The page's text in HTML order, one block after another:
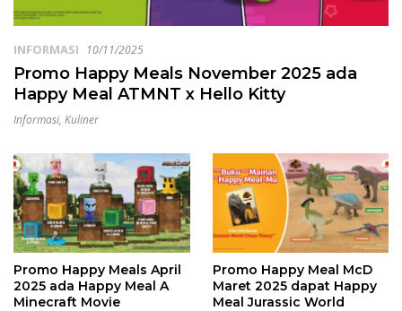
INFORMASI 10/11/2025
Promo Happy Meals November 2025 ada
Happy Meal ATMNT x Hello Kitty
Informasi, Kuliner
Promo Happy Meals April
2025 ada Happy Meal A
Minecraft Movie
Promo Happy Meal McD
Maret 2025 dapat Happy
Meal Jurassic World